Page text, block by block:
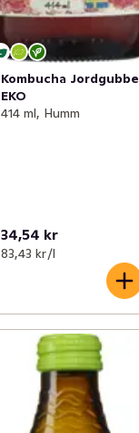
Kombucha Jordgubbe
EKO
414 ml, Humm
34,54 kr
83,43 kr /l